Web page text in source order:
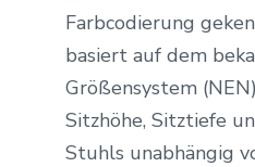
Farbcodierung
basiert auf dem
Größensystem
Sitzhöhe, Sitztiefe
Stuhls unabhängig